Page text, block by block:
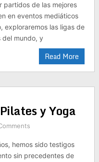
partidos de las mejores
en eventos mediáticos
exploraremos las ligas de
mundo, y
Read More
y Yoga
hemos sido testigos
sin precedentes de